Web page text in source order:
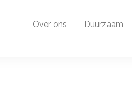
Over ons Duurzaam